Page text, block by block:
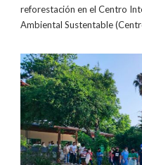
reforestación en el Centro
Ambiental Sustentable